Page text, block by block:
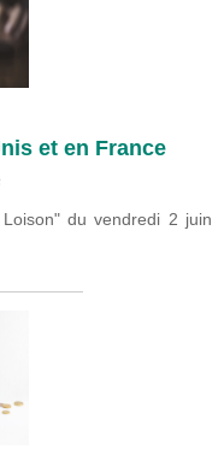
et en France
du vendredi 2 juin